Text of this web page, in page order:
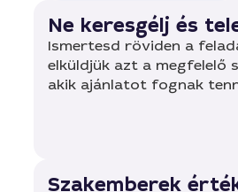
Ne keresgélj és
Ismertesd röviden a
elküldjük azt a megfelelő
akik ajánlatot fognak
Szakemberek